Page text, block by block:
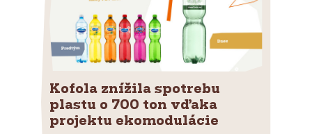
Kofola znížila spotrebu
plastu o 700 ton vďaka
projektu ekomodulácie